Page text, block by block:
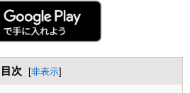
目次 [非表示]